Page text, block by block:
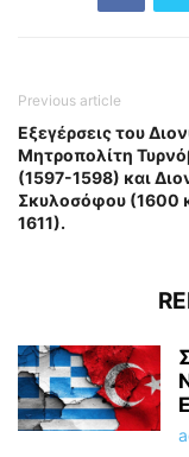
Previous article
Εξεγέρσεις του
Mητροπολίτη
(1597-1598) και
Σκυλοσόφου (1600
1611).